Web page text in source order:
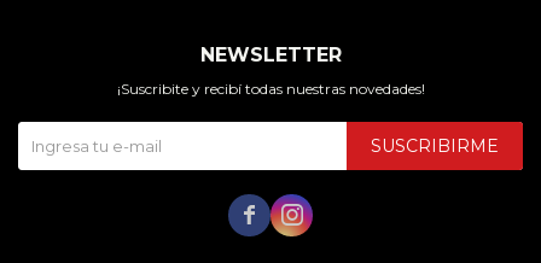
NEWSLETTER
¡Suscribite y recibí todas nuestras novedades!
SUSCRIBIRME
 